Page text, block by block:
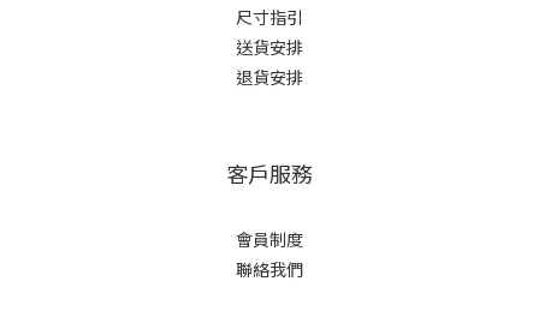
尺寸指引
送貨安排
退貨安排
客戶服務
會員制度
聯絡我們